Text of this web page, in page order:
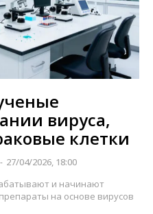
вируса,
клетки
- 27/04/2026, 18:00
и начинают
на основе вирусов